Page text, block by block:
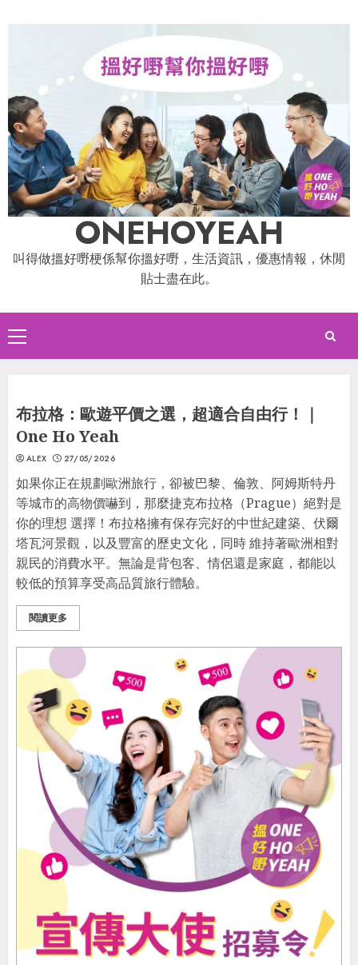
to
ONEHOYEAH
叫得做搵好嘢梗係幫你搵好嘢，生活資訊，優惠情報，休閒
貼士盡在此。
Primary
Menu
布拉格：歐遊平價之選，超適合自由行！｜
One Ho Yeah
ALEX 27/05/2026
如果你正在規劃歐洲旅行，卻被巴黎、倫敦、阿姆斯特丹
等城市的高物價嚇到，那麼捷克布拉格（Prague）絕對是
你的理想 選擇！布拉格擁有保存完好的中世紀建築、伏爾
塔瓦河景觀，以及豐富的歷史文化，同時 維持著歐洲相對
親民的消費水平。無論是背包客、情侶還是家庭，都能以
較低的預算享受高品質旅行體驗。
閱讀更多